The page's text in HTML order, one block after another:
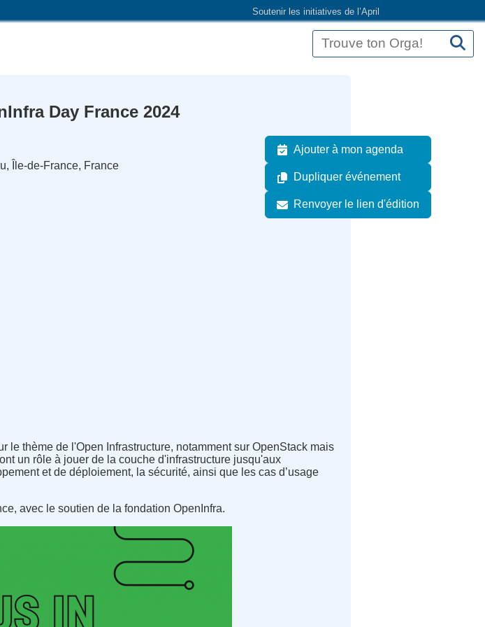
Soutenir les initiatives de l’April
Day France 2024
Ajouter à mon agenda
Dupliquer événement
Renvoyer le lien d'édition
Île-de-France, France
thème de l'Open Infrastructure, notamment sur OpenStack mais
un rôle à jouer de la couche d'infrastructure jusqu'aux
et de déploiement, la sécurité, ainsi que les cas d’usage
avec le soutien de la fondation OpenInfra.